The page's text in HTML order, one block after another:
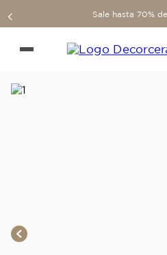
Sale hasta 70%